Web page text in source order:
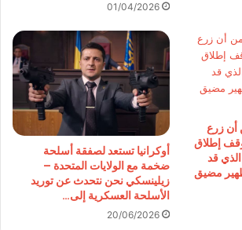
01/04/2026
زرع
وقف إطلاق
الذي قد
مضيق
أوكرانيا تستعد لصفقة أسلحة
ضخمة مع الولايات المتحدة –
زيلينسكي نحن نتحدث عن توريد
الأسلحة العسكرية إلى…
20/06/2026